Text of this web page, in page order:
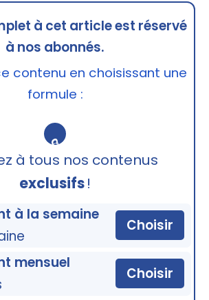
à cet article est réservé
à nos abonnés.
contenu en choisissant une
formule :
🔒
à tous nos contenus
exclusifs!
à la semaine
Choisir
mensuel
Choisir